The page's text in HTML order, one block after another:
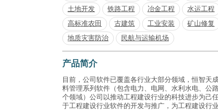
土地开发
铁路工程 冶金工程
水运工程
高标准农田
古建筑 工业安装
矿山修复
地质灾害防治
民航与运输机场
产品简介
目前，公司软件已覆盖各行业大部分领域，恒智天
料管理系列软件（包含电力、电网、水利水电、公
个领域）公司以推动工程建设行业的科技进步为己
于工程建设行业软件的开发与推广，为工程建设行